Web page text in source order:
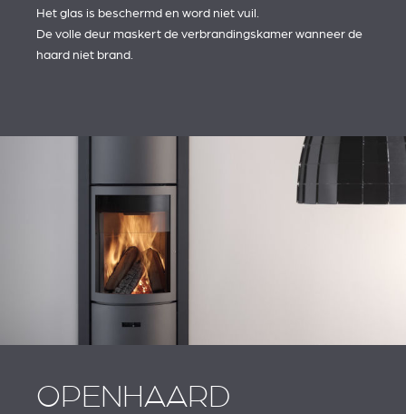
Het glas is beschermd en word niet vuil.
De volle deur maskert de verbrandingskamer wanneer de
haard niet brand.
OPENHAARD